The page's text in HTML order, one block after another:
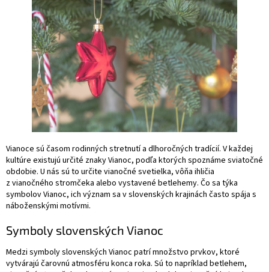
Vianoce sú časom rodinných stretnutí a dlhoročných tradícií. V každej
kultúre existujú určité znaky Vianoc, podľa ktorých spoznáme sviatočné
obdobie. U nás sú to určite vianočné svetielka, vôňa ihličia
z vianočného stromčeka alebo vystavené betlehemy. Čo sa týka
symbolov Vianoc, ich význam sa v slovenských krajinách často spája s
náboženskými motívmi.
Symboly slovenských Vianoc
Medzi symboly slovenských Vianoc patrí množstvo prvkov, ktoré
vytvárajú čarovnú atmosféru konca roka. Sú to napríklad betlehem,